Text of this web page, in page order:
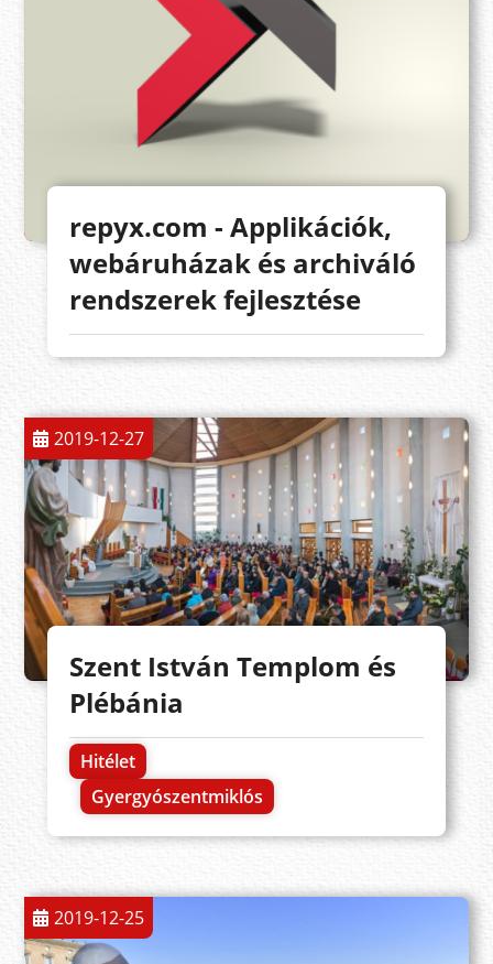
repyx.com - Applikációk,
webáruházak és archiváló
rendszerek fejlesztése
2019-12-27
Szent István Templom és
Plébánia
Hitélet
Gyergyószentmiklós
2019-12-25